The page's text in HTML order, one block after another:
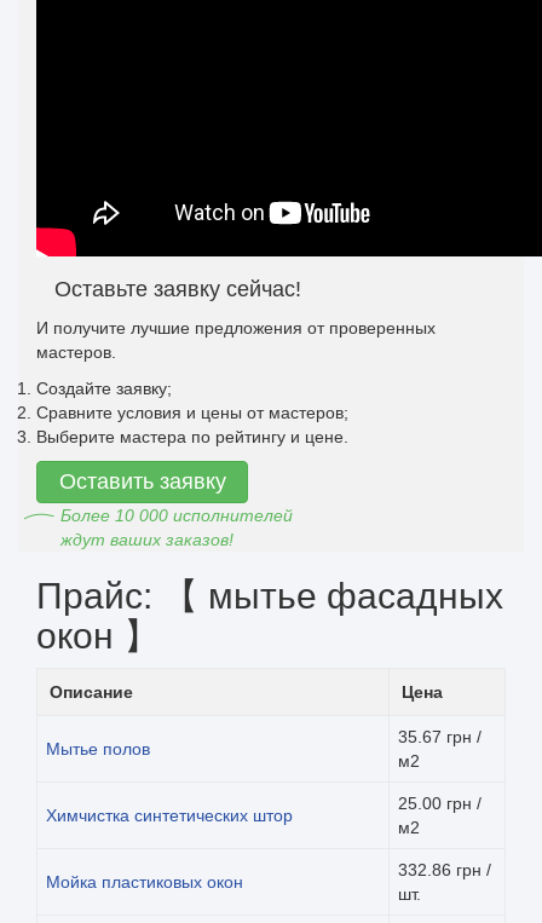
Оставьте заявку сейчас!
И получите лучшие предложения от проверенных
мастеров.
Создайте заявку;
Сравните условия и цены от мастеров;
Выберите мастера по рейтингу и цене.
Оставить заявку
Более 10 000 исполнителей
ждут ваших заказов!
Прайс: 【 мытье фасадных
окон 】
Описание Цена
Мытье полов
35.67 грн /
м2
Химчистка синтетических штор
25.00 грн /
м2
Мойка пластиковых окон
332.86 грн /
шт.